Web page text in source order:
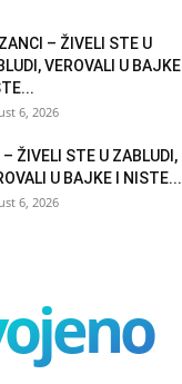
– ŽIVELI STE U
VEROVALI U BAJKE I
6, 2026
– ŽIVELI STE U ZABLUDI,
U BAJKE I NISTE...
6, 2026